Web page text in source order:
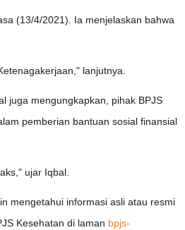
(13/4/2021). Ia menjelaskan bahwa
lanjutnya.
juga mengungkapkan, pihak BPJS
pemberian bantuan sosial finansial
ujar Iqbal.
mengetahui informasi asli atau resmi
Kesehatan di laman bpjs-